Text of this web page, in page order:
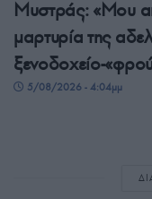
Μυστράς: «Μου
μαρτυρία της
ξενοδοχείο-
5/08/2026 - 4:04μμ